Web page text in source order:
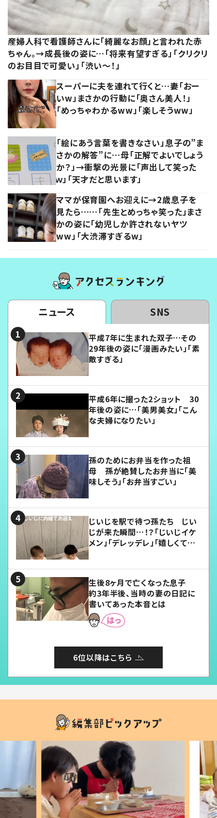
産婦人科で看護師さんに「綺麗なお顔」と言われた赤
ちゃん。→成長後の姿に…「将来有望すぎる」「クリクリ
のお目目で可愛い」「渋い～！」
スーパーに夫を連れて行くと…妻「おー
いw」まさかの行動に「奥さん美人！」
「めっちゃわかるww」「楽しそうww」
「絵にあう言葉を書きなさい」息子の”ま
さかの解答”に…母「正解でよいでしょう
か？」→衝撃の光景に「声出して笑った
ｗ」「天才だと思います」
ママが保育園へお迎えに→2歳息子を
見たら……「先生とめっちゃ笑った」まさ
かの姿に「幼児しか許されないヤツ
ww」「大渋滞すぎるw」
ニュース SNS
平成7年に生まれた双子…その
29年後の姿に「漫画みたい」「素
敵すぎる」
平成6年に撮った2ショット 30
年後の姿に…「美男美女」「こん
な夫婦になりたい」
孫のためにお弁当を作った祖
母 孫が絶賛したお弁当に「美
味しそう」「お弁当すごい」
じいじを駅で待つ孫たち じい
じが来た瞬間…！？「じいじイケ
メン」「デレッデレ」「嬉しくて可
生後8ヶ月で亡くなった息子
約3年半後、当時の妻の日記に
書いてあった本音とは
6位以降はこちら